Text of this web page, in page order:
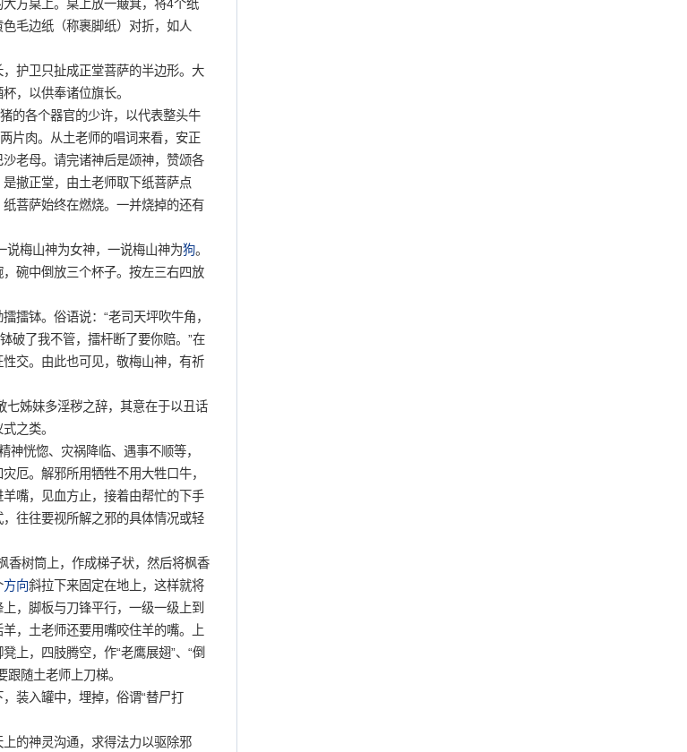
方桌上。桌上放一簸箕，将4个纸
毛边纸（称裹脚纸）对折，如人
护卫只扯成正堂菩萨的半边形。大
，以供奉诸位旗长。
的各个器官的少许，以代表整头牛
片肉。从土老师的唱词来看，安正
老母。请完诸神后是颂神，赞颂各
撤正堂，由土老师取下纸菩萨点
菩萨始终在燃烧。一并烧掉的还有
说梅山神为女神，一说梅山神为狗。
碗中倒放三个杯子。按左三右四放
钵。俗语说：“老司天坪吹牛角，
破了我不管，擂杆断了要你赔。”在
交。由此也可见，敬梅山神，有祈
姊妹多淫秽之辞，其意在于以丑话
之类。
恍惚、灾祸降临、遇事不顺等，
厄。解邪所用牺牲不用大牲口牛，
嘴，见血方止，接着由帮忙的下手
往往要视所解之邪的具体情况或轻
树筒上，作成梯子状，然后将枫香
方向斜拉下来固定在地上，这样就将
，脚板与刀锋平行，一级一级上到
，土老师还要用嘴咬住羊的嘴。上
上，四肢腾空，作“老鹰展翅”、“倒
随土老师上刀梯。
装入罐中，埋掉，俗谓“替尸打
的神灵沟通，求得法力以驱除邪